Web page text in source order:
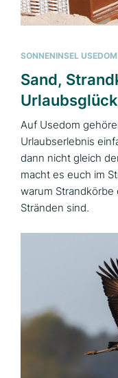
SONNENINSEL USEDOM
Sand,
Auf Usedom
Urlaubserlebnis
dann nicht gleich
macht es euch im
warum
Stränden sind.